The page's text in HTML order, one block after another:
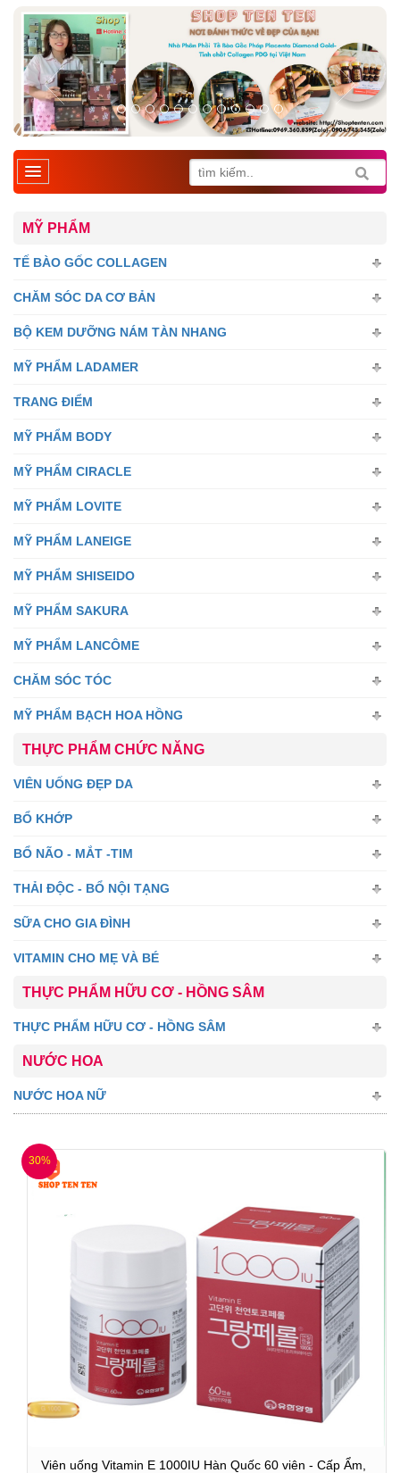
MỸ PHẨM
TẾ BÀO GỐC COLLAGEN
CHĂM SÓC DA CƠ BẢN
BỘ KEM DƯỠNG NÁM TÀN NHANG
MỸ PHẨM LADAMER
TRANG ĐIỂM
MỸ PHẨM BODY
MỸ PHẨM CIRACLE
MỸ PHẨM LOVITE
MỸ PHẨM LANEIGE
MỸ PHẨM SHISEIDO
MỸ PHẨM SAKURA
MỸ PHẨM LANCÔME
CHĂM SÓC TÓC
MỸ PHẨM BẠCH HOA HỒNG
THỰC PHẨM CHỨC NĂNG
VIÊN UỐNG ĐẸP DA
BỔ KHỚP
BỔ NÃO - MẮT -TIM
THẢI ĐỘC - BỔ NỘI TẠNG
SỮA CHO GIA ĐÌNH
VITAMIN CHO MẸ VÀ BÉ
THỰC PHẨM HỮU CƠ - HỒNG SÂM
THỰC PHẨM HỮU CƠ - HỒNG SÂM
NƯỚC HOA
NƯỚC HOA NỮ
30%
Viên uống Vitamin E 1000IU Hàn Quốc 60 viên - Cấp Ẩm,